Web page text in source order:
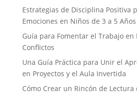
Estrategias de Disciplina Positiva
Emociones en Niños de 3 a 5 Años
Guía para Fomentar el Trabajo en
Conflictos
Una Guía Práctica para Unir el
en Proyectos y el Aula Invertida
Cómo Crear un Rincón de